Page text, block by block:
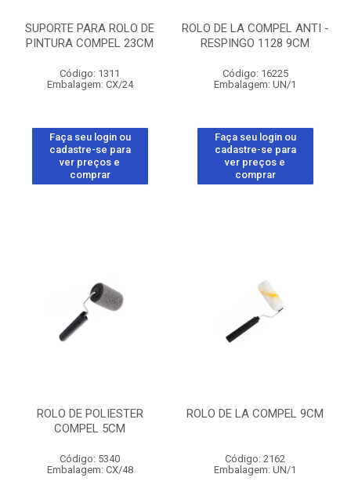
SUPORTE PARA ROLO DE
PINTURA COMPEL 23CM
Código: 1311
Embalagem: CX/24
Faça seu login ou
cadastre-se para
ver preços e
comprar
ROLO DE LA COMPEL ANTI -
RESPINGO 1128 9CM
Código: 16225
Embalagem: UN/1
Faça seu login ou
cadastre-se para
ver preços e
comprar
ROLO DE POLIESTER
COMPEL 5CM
Código: 5340
Embalagem: CX/48
ROLO DE LA COMPEL 9CM
Código: 2162
Embalagem: UN/1